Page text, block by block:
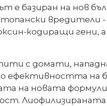
е базиран на нов
вредители
кодиращи
с домати,
ефективността на
на новата